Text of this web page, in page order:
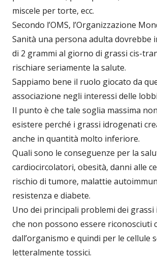
miscele per torte, ecc.
Secondo l’OMS, l’Organizzazione
Sanità una persona adulta dovrebbe
di 2 grammi al giorno di grassi cis-
rischiare seriamente la salute.
Sappiamo bene il ruolo giocato da
associazione negli interessi delle
Il punto è che tale soglia massima
esistere perché i grassi idrogenati
anche in quantità molto inferiore.
Quali sono le conseguenze per la
cardiocircolatori, obesità, danni alle
rischio di tumore, malattie
resistenza e diabete.
Uno dei principali problemi dei
che non possono essere riconosciuti
dall’organismo e quindi per le cellule
letteralmente tossici.